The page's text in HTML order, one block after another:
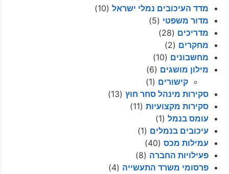
מדד העיכובים נמלי ישראל (10)
מדור משפטי (5)
מדריכים (28)
מחקרים (2)
מחשבונים (10)
מילון מושגים (6)
קישורים (1)
סקירות מינהל סחר חוץ (13)
סקירות מקצועיות (11)
עומס בנמל (1)
עיכובים בנמלים (1)
עמילות מכס (40)
פעילויות החברה (8)
פרסומי משרד התעשייה (4)